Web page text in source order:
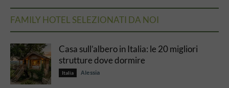
FAMILY HOTEL SELEZIONATI DA NOI
Casa sull’albero in Italia: le 20 migliori
strutture dove dormire
Italia Alessia